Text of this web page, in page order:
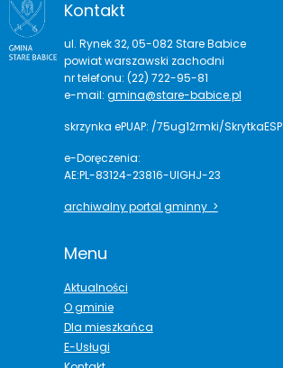
Kontakt
ul. Rynek 32, 05-082 Stare Babice
powiat warszawski zachodni
nr telefonu: (22) 722-95-81
e-mail: gmina@stare-babice.pl
skrzynka ePUAP: /75ug12rmki/SkrytkaESP
e-Doręczenia:
AE:PL-83124-23816-UIGHJ-23
archiwalny portal gminny >
Menu
Aktualności
O gminie
Dla mieszkańca
E-Usługi